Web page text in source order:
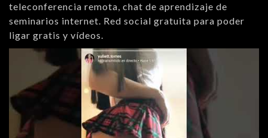
teleconferencia remota, chat de aprendizaje de
seminarios internet. Red social gratuita para poder
ligar gratis y vídeos.